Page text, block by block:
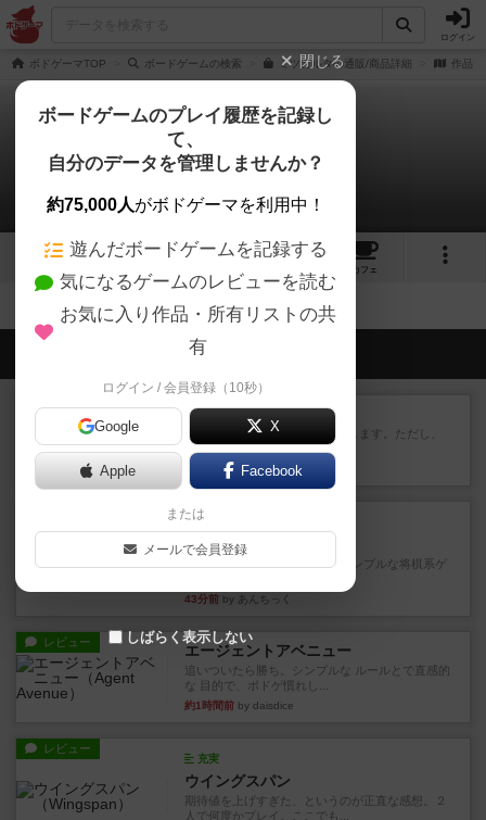
ログイン
ボドゲーマTOP ボードゲームの検索 ミツカルタの通販/商品詳細 作品デ
ミツカルタ
拡張/関連作品 0件
6 3 7
カフェ
会員の新しい投稿
レビュー ふたつの街の物語
タイルを4×4で並べて街づくりします。ただし、
街は各プレイヤーの間にあ...
by ジェイとと
画像付き
ざりかに将棋
３種類の駒だけが登場する超シンプルな将棋系ゲ
43分前 by あんちっく
レビュー エージェントアベニュー
追いついたら勝ち。シンプルな ルールとで直感的
な 目的で、ボドゲ慣れし...
約1時間前 by daisdice
レビュー
充実
ウイングスパン
期待値を上げすぎた、というのが正直な感想。２
人で何度かプレイ。ここでも...
閉じる
ボードゲームのプレイ履歴を記録し
て、
自分のデータを管理しませんか？
約75,000人がボドゲーマを利用中！
遊んだボードゲームを記録する
気になるゲームのレビューを読む
お気に入り作品・所有リストの共
有
ログイン / 会員登録（10秒）
Google X
Apple Facebook
または
メールで会員登録
しばらく表示しない